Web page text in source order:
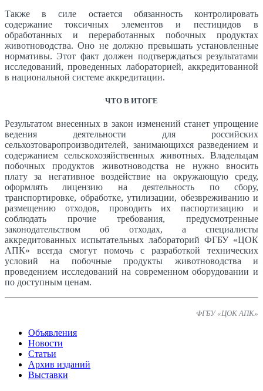
Также в силе остается обязанность контролировать
содержание токсичных элементов и пестицидов в
обработанных и переработанных побочных продуктах
животноводства. Оно не должно превышать установленные
нормативы. Этот факт должен подтверждаться результатами
исследований, проведенных лабораторией, аккредитованной
в национальной системе аккредитации.
ЧТО В ИТОГЕ
Результатом внесенных в закон изменений станет упрощение
ведения деятельности для российских
сельхозтоваропроизводителей, занимающихся разведением и
содержанием сельскохозяйственных животных. Владельцам
побочных продуктов животноводства не нужно вносить
плату за негативное воздействие на окружающую среду,
оформлять лицензию на деятельность по сбору,
транспортировке, обработке, утилизации, обезвреживанию и
размещению отходов, проводить их паспортизацию и
соблюдать прочие требования, предусмотренные
законодательством об отходах, а специалисты
аккредитованных испытательных лабораторий ФГБУ «ЦОК
АПК» всегда смогут помочь с разработкой технических
условий на побочные продукты животноводства и
проведением исследований на современном оборудовании и
по доступным ценам.
ФГБУ «ЦОК АПК»
Объявления
Новости
Статьи
Архив изданий
Выставки